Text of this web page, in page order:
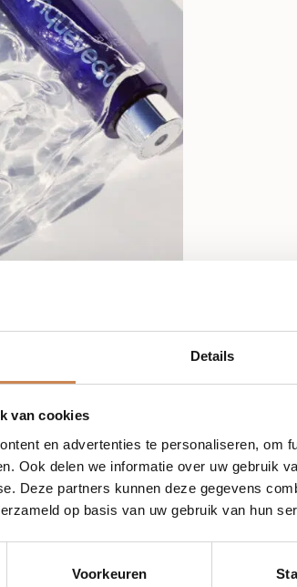
Details
van cookies
en advertenties te personaliseren, om
Ook delen we informatie over uw gebruik
Deze partners kunnen deze gegevens
op basis van uw gebruik van hun
Voorkeuren